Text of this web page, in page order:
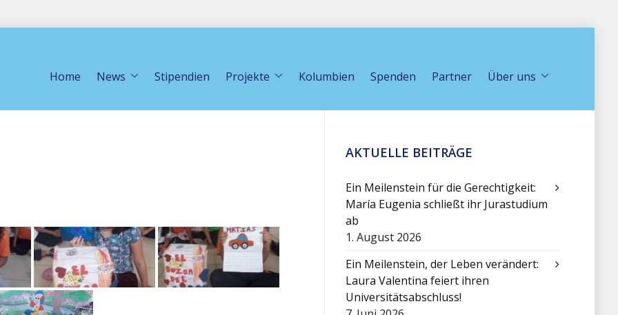
Home News Stipendien Projekte Kolumbien Spenden Partner Über uns
AKTUELLE BEITRÄGE
Ein Meilenstein für die Gerechtigkeit:
María Eugenia schließt ihr Jurastudium
ab
1. August 2026
Ein Meilenstein, der Leben verändert:
Laura Valentina feiert ihren
Universitätsabschluss!